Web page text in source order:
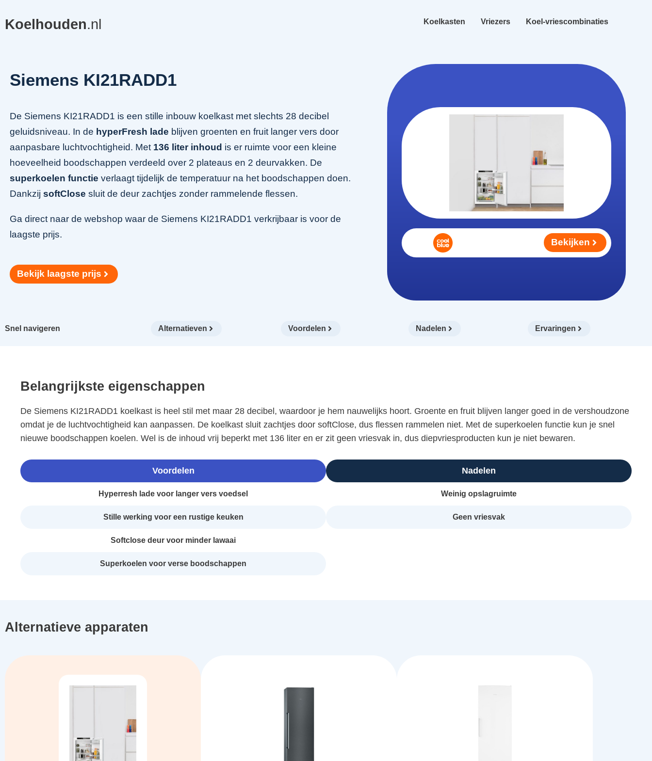
Koelhouden.nl Koelkasten Vriezers Koel-vriescombinaties
Siemens KI21RADD1
De Siemens KI21RADD1 is een stille inbouw koelkast met slechts 28 decibel
geluidsniveau. In de hyperFresh lade blijven groenten en fruit langer vers door
aanpasbare luchtvochtigheid. Met 136 liter inhoud is er ruimte voor een kleine
hoeveelheid boodschappen verdeeld over 2 plateaus en 2 deurvakken. De
superkoelen functie verlaagt tijdelijk de temperatuur na het boodschappen doen.
Dankzij softClose sluit de deur zachtjes zonder rammelende flessen.
Ga direct naar de webshop waar de Siemens KI21RADD1 verkrijbaar is voor de
laagste prijs.
Bekijk laagste prijs
Bekijken
Snel navigeren Alternatieven Voordelen Nadelen Ervaringen
Belangrijkste eigenschappen
De Siemens KI21RADD1 koelkast is heel stil met maar 28 decibel, waardoor je hem nauwelijks hoort. Groente en fruit blijven langer goed in de vershoudzone
omdat je de luchtvochtigheid kan aanpassen. De koelkast sluit zachtjes door softClose, dus flessen rammelen niet. Met de superkoelen functie kun je snel
nieuwe boodschappen koelen. Wel is de inhoud vrij beperkt met 136 liter en er zit geen vriesvak in, dus diepvriesproducten kun je niet bewaren.
Voordelen
Hyperresh lade voor langer vers voedsel
Stille werking voor een rustige keuken
Softclose deur voor minder lawaai
Superkoelen voor verse boodschappen
Nadelen
Weinig opslagruimte
Geen vriesvak
Alternatieve apparaten